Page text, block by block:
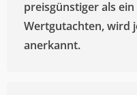
preisgünstiger als
Wertgutachten, wird
anerkannt.